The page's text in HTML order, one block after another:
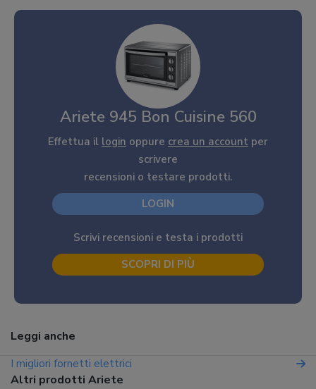
Ariete 945 Bon Cuisine 560
Effettua il login oppure crea un account per
scrivere
recensioni o testare prodotti.
LOGIN
Scrivi recensioni e testa i prodotti
SCOPRI DI PIÙ
Leggi anche
I migliori fornetti elettrici
Altri prodotti Ariete